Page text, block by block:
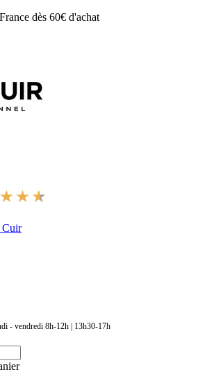
dès 60€ d'achat
Cuir
- vendredi 8h-12h | 13h30-17h